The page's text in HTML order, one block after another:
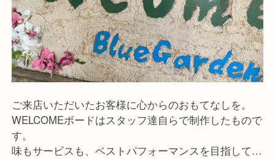
ご来店いただいたお客様に心からのおもてなしを。
WELCOMEボードはスタッフ達自らで制作したもので
す。
味もサービスも、ベストパフォーマンスを目指して、